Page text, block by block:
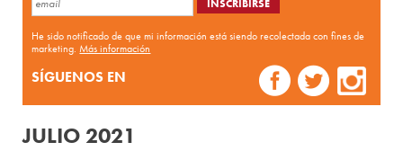
He sido notificado de que mi información está siendo recolectada con fines de
marketing.Más información
SÍGUENOS EN
JULIO 2021